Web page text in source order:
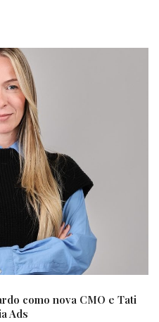
como nova CMO e Tati
Ads